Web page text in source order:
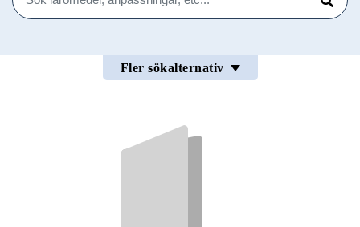
Fler sökalternativ